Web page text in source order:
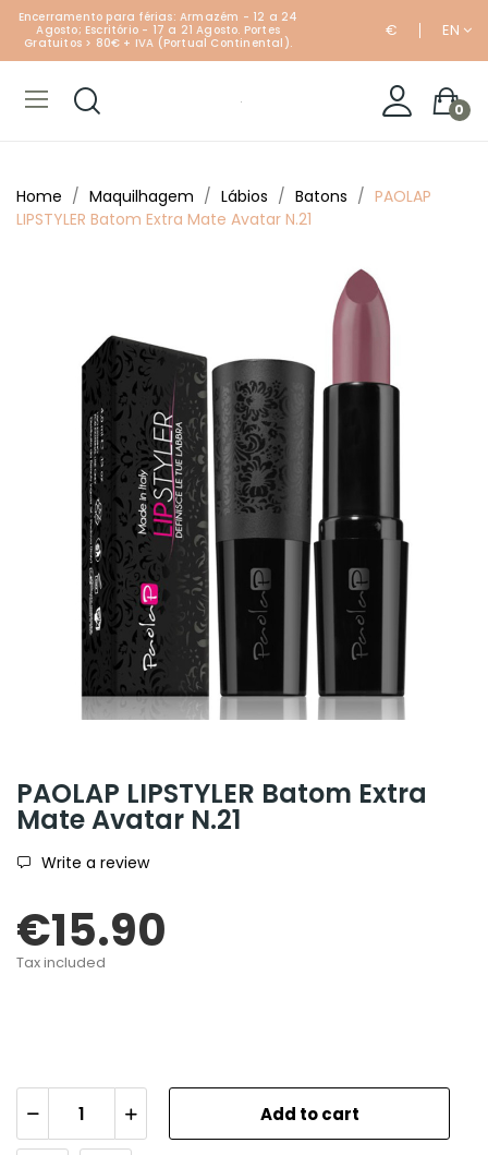
Encerramento para férias: Armazém - 12 a 24
Agosto; Escritório - 17 a 21 Agosto. Portes
Gratuitos > 80€ + IVA (Portual Continental).
€ EN
0
Home Maquilhagem Lábios Batons
PAOLAP
LIPSTYLER Batom Extra Mate Avatar N.21
PAOLAP LIPSTYLER Batom Extra
Mate Avatar N.21
Write a review
€15.90
Tax included
Add to cart